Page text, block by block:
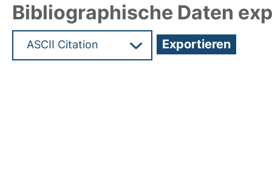
Bibliographische Daten